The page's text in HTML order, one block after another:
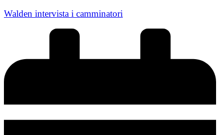
Walden intervista i camminatori